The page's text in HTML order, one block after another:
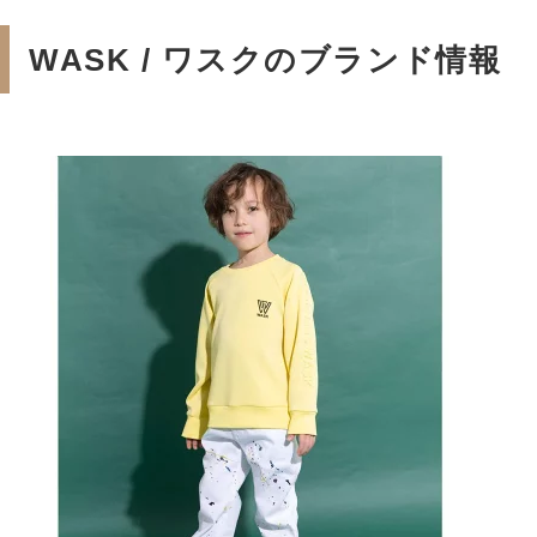
WASK / ワスクのブランド情報